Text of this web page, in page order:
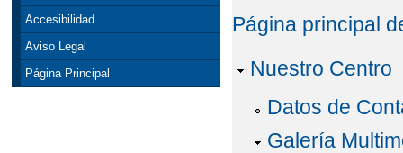
Accesibilidad
Aviso Legal
Página Principal
Página principal
Nuestro Centro
Datos de
Galería